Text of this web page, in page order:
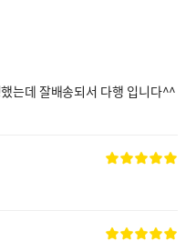
는데 잘배송되서 다행 입니다^^